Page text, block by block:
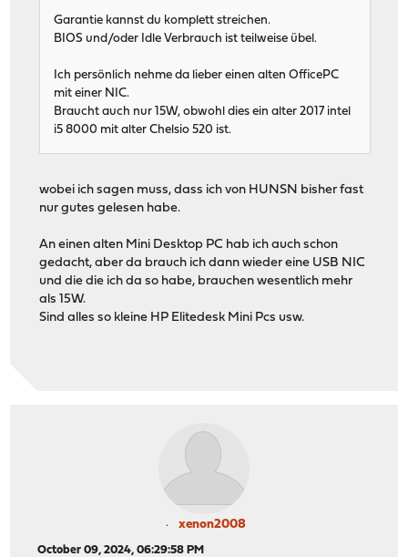
Garantie kannst du komplett streichen.
BIOS und/oder Idle Verbrauch ist teilweise übel.
Ich persönlich nehme da lieber einen alten OfficePC
mit einer NIC.
Braucht auch nur 15W, obwohl dies ein alter 2017 intel
i5 8000 mit alter Chelsio 520 ist.
wobei ich sagen muss, dass ich von HUNSN bisher fast
nur gutes gelesen habe.
An einen alten Mini Desktop PC hab ich auch schon
gedacht, aber da brauch ich dann wieder eine USB NIC
und die die ich da so habe, brauchen wesentlich mehr
als 15W.
Sind alles so kleine HP Elitedesk Mini Pcs usw.
xenon2008
October 09, 2024, 06:29:58 PM